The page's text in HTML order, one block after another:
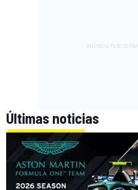
Últimas noticias